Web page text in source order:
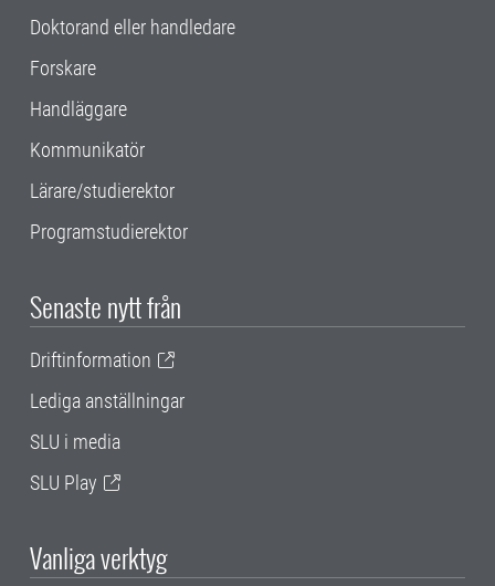
Doktorand eller handledare
Forskare
Handläggare
Kommunikatör
Lärare/studierektor
Programstudierektor
Senaste nytt från
Driftinformation
Lediga anställningar
SLU i media
SLU Play
Vanliga verktyg